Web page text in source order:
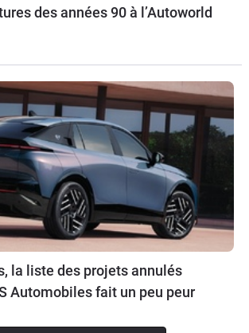
des années 90 à l’Autoworld
la liste des projets annulés
Automobiles fait un peu peur